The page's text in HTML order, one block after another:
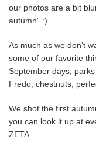
our photos are a bit
autumn” :)
As much as we don’t
some of our favorite
September days,
Fredo, chestnuts,
We shot the first
you can look it up at
ZETA.